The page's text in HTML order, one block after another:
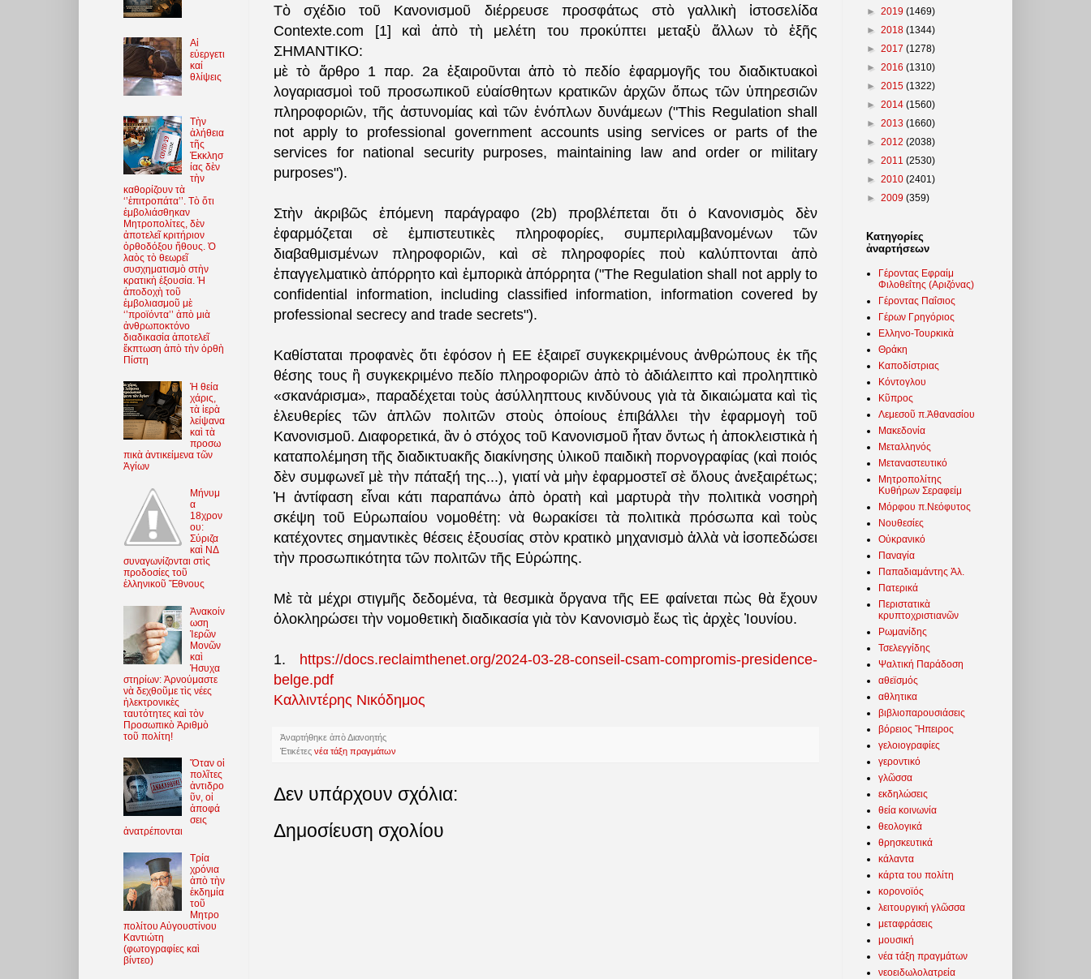
Τὸ σχέδιο τοῦ Κανονισμοῦ διέρρευσε προσφάτως στὸ γαλλικὴ ἱστοσελίδα
Contexte.com [1] καὶ ἀπὸ τὴ μελέτη του προκύπτει μεταξὺ ἄλλων τὸ ἑξῆς
ΣΗΜΑΝΤΙΚΟ:
μὲ τὸ ἄρθρο 1 παρ. 2a ἐξαιροῦνται ἀπὸ τὸ πεδίο ἐφαρμογῆς του διαδικτυακοὶ
λογαριασμοὶ τοῦ προσωπικοῦ εὐαίσθητων κρατικῶν ἀρχῶν ὅπως τῶν ὑπηρεσιῶν
πληροφοριῶν, τῆς ἀστυνομίας καὶ τῶν ἐνόπλων δυνάμεων ("This Regulation shall
not apply to professional government accounts using services or parts of the
services for national security purposes, maintaining law and order or military
purposes").
Στὴν ἀκριβῶς ἑπόμενη παράγραφο (2b) προβλέπεται ὅτι ὁ Κανονισμὸς δὲν
ἐφαρμόζεται σὲ ἐμπιστευτικὲς πληροφορίες, συμπεριλαμβανομένων τῶν
διαβαθμισμένων πληροφοριῶν, καὶ σὲ πληροφορίες ποὺ καλύπτονται ἀπὸ
ἐπαγγελματικὸ ἀπόρρητο καὶ ἐμπορικὰ ἀπόρρητα ("The Regulation shall not apply to
confidential information, including classified information, information covered by
professional secrecy and trade secrets").
Καθίσταται προφανὲς ὅτι ἐφόσον ἡ ΕΕ ἐξαιρεῖ συγκεκριμένους ἀνθρώπους ἐκ τῆς
θέσης τους ἢ συγκεκριμένο πεδίο πληροφοριῶν ἀπὸ τὸ ἀδιάλειπτο καὶ προληπτικὸ
«σκανάρισμα», παραδέχεται τοὺς ἀσύλληπτους κινδύνους γιὰ τὰ δικαιώματα καὶ τὶς
ἐλευθερίες τῶν ἁπλῶν πολιτῶν στοὺς ὁποίους ἐπιβάλλει τὴν ἐφαρμογὴ τοῦ
Κανονισμοῦ. Διαφορετικά, ἂν ὁ στόχος τοῦ Κανονισμοῦ ἦταν ὄντως ἡ ἀποκλειστικὰ ἡ
καταπολέμηση τῆς διαδικτυακῆς διακίνησης ὑλικοῦ παιδικὴ πορνογραφίας (καὶ ποιός
δὲν συμφωνεῖ μὲ τὴν πάταξή της...), γιατί νὰ μὴν ἐφαρμοστεῖ σὲ ὅλους ἀνεξαιρέτως;
Ἡ ἀντίφαση εἶναι κάτι παραπάνω ἀπὸ ὁρατὴ καὶ μαρτυρὰ τὴν πολιτικὰ νοσηρὴ
σκέψη τοῦ Εὐρωπαίου νομοθέτη: νὰ θωρακίσει τὰ πολιτικὰ πρόσωπα καὶ τοὺς
κατέχοντες σημαντικὲς θέσεις ἐξουσίας στὸν κρατικὸ μηχανισμὸ ἀλλὰ νὰ ἰσοπεδώσει
τὴν προσωπικότητα τῶν πολιτῶν τῆς Εὐρώπης.
Μὲ τὰ μέχρι στιγμῆς δεδομένα, τὰ θεσμικὰ ὄργανα τῆς ΕΕ φαίνεται πὼς θὰ ἔχουν
ὁλοκληρώσει τὴν νομοθετικὴ διαδικασία γιὰ τὸν Κανονισμὸ ἕως τὶς ἀρχὲς Ἰουνίου.
1. https://docs.reclaimthenet.org/2024-03-28-conseil-csam-compromis-presidence-
belge.pdf
Καλλιντέρης Νικόδημος
Ἀναρτήθηκε ἀπὸΔιανοητής
Ἐτικέτες νέα τάξη πραγμάτων
Δεν υπάρχουν σχόλια:
Δημοσίευση σχολίου
Αἱ
εὐεργετι
καί
θλίψεις
Τὴν
ἀλήθεια
τῆς
Ἐκκλησ
ίας δὲν
τὴν
καθορίζουν τὰ
‘’ἐπιτροπάτα’’. Τὸ ὅτι
ἐμβολιάσθηκαν
Μητροπολίτες, δὲν
ἀποτελεῖ κριτήριον
ὀρθοδόξου ἤθους. Ὁ
λαὸς τὸ θεωρεῖ
συσχηματισμὸ στὴν
κρατικὴ ἐξουσία. Ἡ
ἀποδοχὴ τοῦ
ἐμβολιασμοῦ μὲ
‘’προϊόντα’’ ἀπὸ μιὰ
ἀνθρωποκτόνο
διαδικασία ἀποτελεῖ
ἔκπτωση ἀπὸ τὴν ὀρθὴ
Πίστη
Ἡ θεία
χάρις,
τὰ ἱερὰ
λείψανα
καὶ τὰ
προσω
πικὰ ἀντικείμενα τῶν
Ἁγίων
Μήνυμ
α
18χρον
ου:
Σύριζα
καὶ ΝΔ
συναγωνίζονται στὶς
προδοσίες τοῦ
ἑλληνικοῦ Ἔθνους
Ἀνακοίν
ωση
Ἱερῶν
Μονῶν
καὶ
Ἡσυχα
στηρίων: Ἀρνούμαστε
νὰ δεχθοῦμε τὶς νέες
ἠλεκτρονικὲς
ταυτότητες καὶ τὸν
Προσωπικὸ Ἀριθμὸ
τοῦ πολίτη!
Ὅταν οἱ
πολῖτες
ἀντιδρο
ῦν, οἱ
ἀποφά
σεις
ἀνατρέπονται
Τρία
χρόνια
ἀπὸ τὴν
ἐκδημία
τοῦ
Μητρο
πολίτου Αὐγουστίνου
Καντιώτη
(φωτoγραφίες καὶ
βίντεο)
► 2019 (1469)
► 2018 (1344)
► 2017 (1278)
► 2016 (1310)
► 2015 (1322)
► 2014 (1560)
► 2013 (1660)
► 2012 (2038)
► 2011 (2530)
► 2010 (2401)
► 2009 (359)
Κατηγορίες
ἀναρτήσεων
Γέροντας Εφραίμ
Φιλοθεΐτης (Αριζόνας)
Γέροντας Παΐσιος
Γέρων Γρηγόριος
Ελληνο-Τουρκικὰ
Θράκη
Καποδίστριας
Κόντογλου
Κῦπρος
Λεμεσοῦ π.Ἀθανασίου
Μακεδονία
Μεταλληνός
Μεταναστευτικό
Μητροπολίτης
Κυθήρων Σεραφείμ
Μόρφου π.Νεόφυτος
Νουθεσίες
Οὐκρανικό
Παναγία
Παπαδιαμάντης Ἀλ.
Πατερικά
Περιστατικὰ
κρυπτοχριστιανῶν
Ρωμανίδης
Τσελεγγίδης
Ψαλτική Παράδοση
αθεϊσμός
αθλητικα
βιβλιοπαρουσιάσεις
βόρειος Ἤπειρος
γελοιογραφίες
γεροντικό
γλῶσσα
εκδηλώσεις
θεία κοινωνία
θεολογικά
θρησκευτικά
κάλαντα
κάρτα του πολίτη
κορονοϊός
λειτουργική γλῶσσα
μεταφράσεις
μουσική
νέα τάξη πραγμάτων
νεοειδωλολατρεία